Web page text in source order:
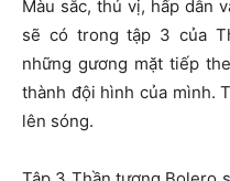
Màu sắc, thú vị, hấp dẫn
sẽ có trong tập 3 của
những gương mặt tiếp
thành đội hình của mình.
lên sóng.